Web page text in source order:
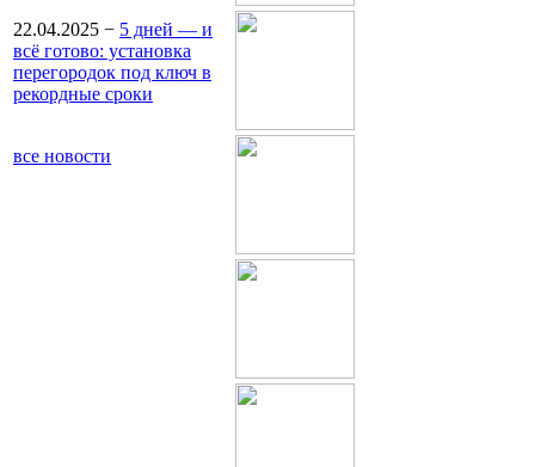
22.04.2025 − 5 дней — и
всё готово: установка
перегородок под ключ в
рекордные сроки
все новости